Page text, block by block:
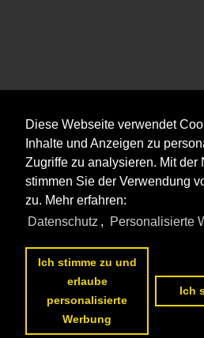
Diese Webseite verwendet
Inhalte und Anzeigen zu
Zugriffe zu analysieren. Mit der
stimmen Sie der Verwendung
zu. Mehr erfahren:
Datenschutz , Personalisierte
Ich stimme zu und
erlaube
personalisierte
Werbung
Ich